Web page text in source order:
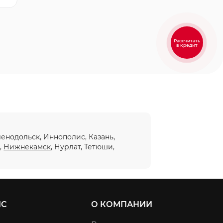
Иннополис, Казань,
, Нижнекамск, Нурлат, Тетюши,
О КОМПАНИИ
Рассчитать
в кредит